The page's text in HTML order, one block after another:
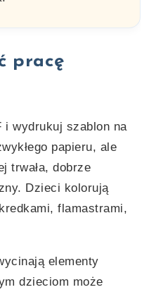
pracę
i wydrukuj szablon na
papieru, ale
trwała, dobrze
Dzieci kolorują
flamastrami,
elementy
dzieciom może